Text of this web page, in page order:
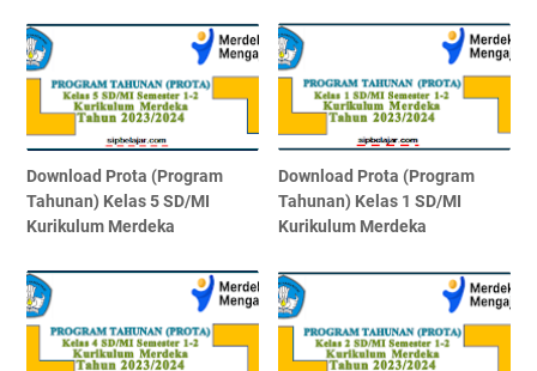
Download Prota (Program
Tahunan) Kelas 5 SD/MI
Kurikulum Merdeka
Download Prota (Program
Tahunan) Kelas 1 SD/MI
Kurikulum Merdeka